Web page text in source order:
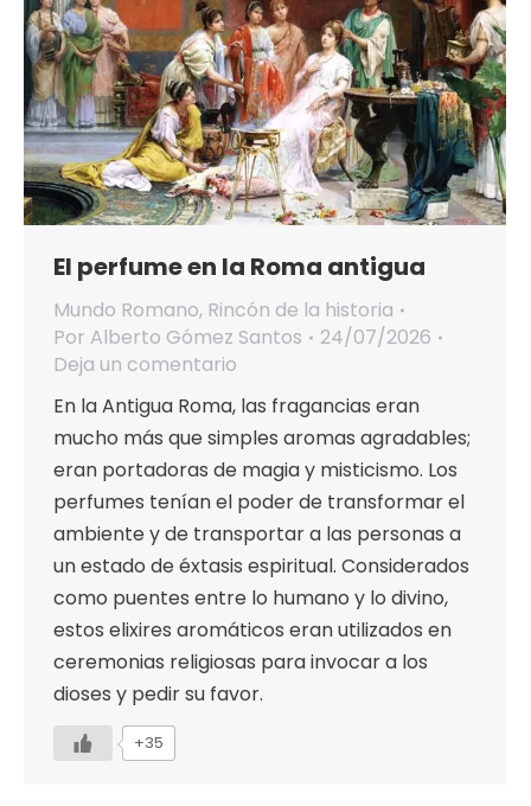
El perfume en la Roma antigua
Mundo Romano, Rincón de la historia
Por Alberto Gómez Santos
24/07/2026
Deja un comentario
En la Antigua Roma, las fragancias eran
mucho más que simples aromas agradables;
eran portadoras de magia y misticismo. Los
perfumes tenían el poder de transformar el
ambiente y de transportar a las personas a
un estado de éxtasis espiritual. Considerados
como puentes entre lo humano y lo divino,
estos elixires aromáticos eran utilizados en
ceremonias religiosas para invocar a los
dioses y pedir su favor.
+35